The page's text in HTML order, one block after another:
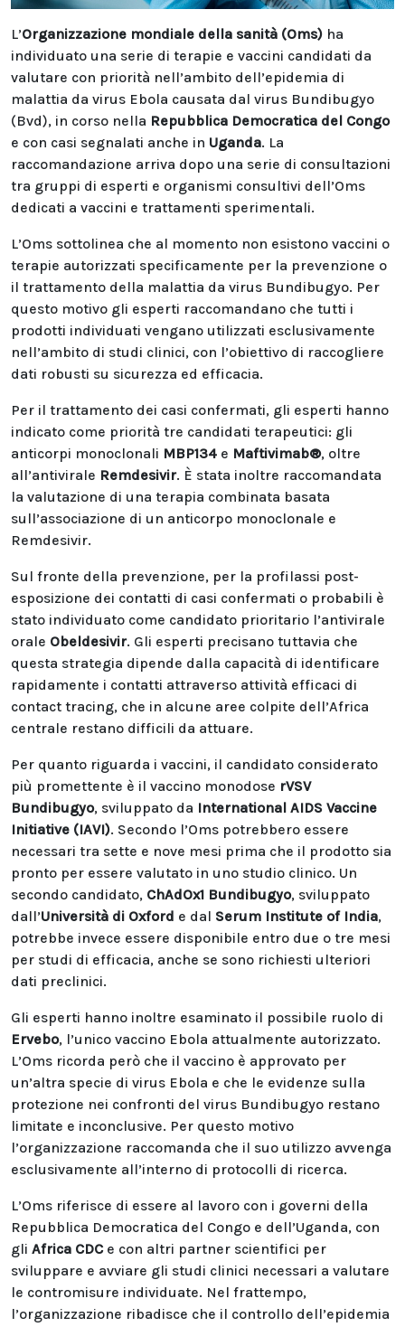
L’Organizzazione mondiale della sanità (Oms) ha
individuato una serie di terapie e vaccini candidati da
valutare con priorità nell’ambito dell’epidemia di
malattia da virus Ebola causata dal virus Bundibugyo
(Bvd), in corso nella Repubblica Democratica del Congo
e con casi segnalati anche in Uganda. La
raccomandazione arriva dopo una serie di consultazioni
tra gruppi di esperti e organismi consultivi dell’Oms
dedicati a vaccini e trattamenti sperimentali.
L’Oms sottolinea che al momento non esistono vaccini o
terapie autorizzati specificamente per la prevenzione o
il trattamento della malattia da virus Bundibugyo. Per
questo motivo gli esperti raccomandano che tutti i
prodotti individuati vengano utilizzati esclusivamente
nell’ambito di studi clinici, con l’obiettivo di raccogliere
dati robusti su sicurezza ed efficacia.
Per il trattamento dei casi confermati, gli esperti hanno
indicato come priorità tre candidati terapeutici: gli
anticorpi monoclonali MBP134 e Maftivimab®, oltre
all’antivirale Remdesivir. È stata inoltre raccomandata
la valutazione di una terapia combinata basata
sull’associazione di un anticorpo monoclonale e
Remdesivir.
Sul fronte della prevenzione, per la profilassi post-
esposizione dei contatti di casi confermati o probabili è
stato individuato come candidato prioritario l’antivirale
orale Obeldesivir. Gli esperti precisano tuttavia che
questa strategia dipende dalla capacità di identificare
rapidamente i contatti attraverso attività efficaci di
contact tracing, che in alcune aree colpite dell’Africa
centrale restano difficili da attuare.
Per quanto riguarda i vaccini, il candidato considerato
più promettente è il vaccino monodose rVSV
Bundibugyo, sviluppato da International AIDS Vaccine
Initiative (IAVI). Secondo l’Oms potrebbero essere
necessari tra sette e nove mesi prima che il prodotto sia
pronto per essere valutato in uno studio clinico. Un
secondo candidato, ChAdOx1 Bundibugyo, sviluppato
dall’Università di Oxford e dal Serum Institute of India,
potrebbe invece essere disponibile entro due o tre mesi
per studi di efficacia, anche se sono richiesti ulteriori
dati preclinici.
Gli esperti hanno inoltre esaminato il possibile ruolo di
Ervebo, l’unico vaccino Ebola attualmente autorizzato.
L’Oms ricorda però che il vaccino è approvato per
un’altra specie di virus Ebola e che le evidenze sulla
protezione nei confronti del virus Bundibugyo restano
limitate e inconclusive. Per questo motivo
l’organizzazione raccomanda che il suo utilizzo avvenga
esclusivamente all’interno di protocolli di ricerca.
L’Oms riferisce di essere al lavoro con i governi della
Repubblica Democratica del Congo e dell’Uganda, con
gli Africa CDCe con altri partner scientifici per
sviluppare e avviare gli studi clinici necessari a valutare
le contromisure individuate. Nel frattempo,
l’organizzazione ribadisce che il controllo dell’epidemia